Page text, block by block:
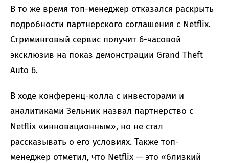
В то же время топ-менеджер отказался раскрыть
подробности партнерского соглашения с Netflix.
Стриминговый сервис получит 6-часовой
эксклюзив на показ демонстрации Grand Theft
Auto 6.
В ходе конференц-колла с инвесторами и
аналитиками Зельник назвал партнерство с
Netflix «инновационным», но не стал
рассказывать о его условиях. Также топ-
менеджер отметил, что Netflix — это «близкий